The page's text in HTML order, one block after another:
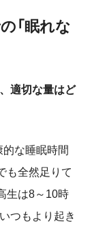
「眠れな
適切な量はど
的な睡眠時間
も全然足りて
生は8～ 10時
つもより起き